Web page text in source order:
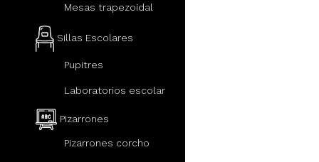
Mesas trapezoidal
Sillas Escolares
Pupitres
Laboratorios escolar
Pizarrones
Pizarrones corcho